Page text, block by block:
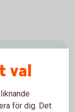
vi dig.
val
för dig. Det